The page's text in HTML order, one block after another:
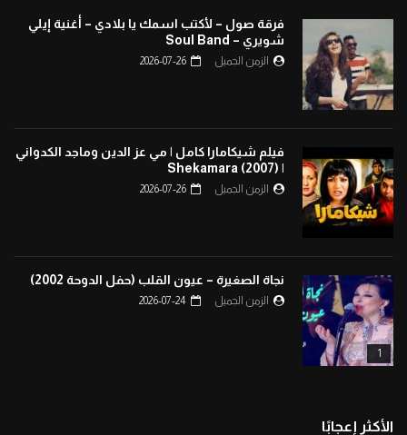
فرقة صول – لأكتب اسمك يا بلادي – أغنية إيلي
شويري – Soul Band
الزمن الجميل 2026-07-26
فيلم شيكامارا كامل | مي عز الدين وماجد الكدواني
| Shekamara (2007)
الزمن الجميل 2026-07-26
1
نجاة الصغيرة – عيون القلب (حفل الدوحة 2002)
الزمن الجميل 2026-07-24
الأكثر إعجابًا